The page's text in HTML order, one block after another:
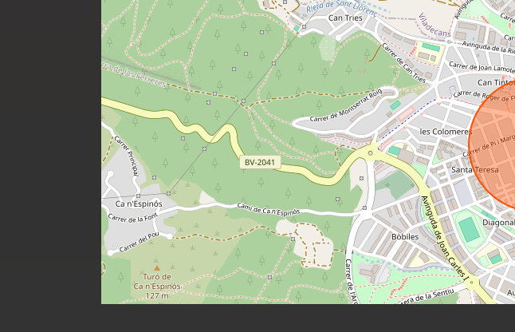
Dpto. Financiero (GoHipoteca): asesoramiento para
necesidades.
SegurRent (Alquiler Garantizado): seguridad y
GroHabitat y GroInversia: acceso a promociones
Mao Construcciones y Renovados: posibilidad de
confianza.
Estamos aquí para acompañarles en cada paso. Su